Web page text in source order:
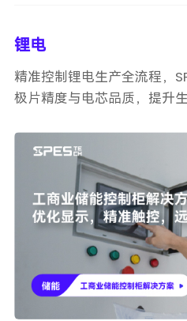
锂电
精准控制锂电生产全流程，
极片精度与电芯品质，提升